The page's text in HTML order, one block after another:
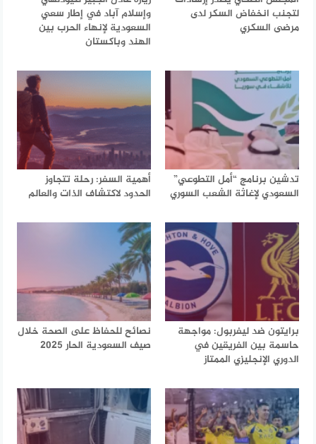
لتجنب انخفاض السكر لدى
مرضى السكري
وإسلام آباد في إطار سعي
السعودية لإنهاء الحرب بين
الهند وباكستان
تدشين برنامج “أمل التطوعي”
السعودي لإغاثة الشعب السوري
أهمية السفر: رحلة تتجاوز
الحدود لاكتشاف الذات والعالم
برايتون ضد ليفربول: مواجهة
حاسمة بين الفريقين في
الدوري الإنجليزي الممتاز
نصائح للحفاظ على الصحة خلال
صيف السعودية الحار 2025